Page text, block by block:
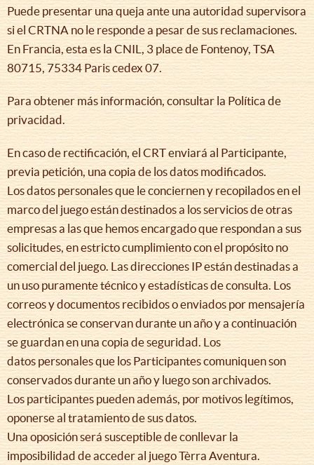
Puede presentar una queja ante una autoridad supervisora
si el CRTNA no le responde a pesar de sus reclamaciones.
En Francia, esta es la CNIL, 3 place de Fontenoy, TSA
80715, 75334 Paris cedex 07.
Para obtener más información, consultar la Política de
privacidad.
En caso de rectificación, el CRT enviará al Participante,
previa petición, una copia de los datos modificados.
Los datos personales que le conciernen y recopilados en el
marco del juego están destinados a los servicios de otras
empresas a las que hemos encargado que respondan a sus
solicitudes, en estricto cumplimiento con el propósito no
comercial del juego. Las direcciones IP están destinadas a
un uso puramente técnico y estadísticas de consulta. Los
correos y documentos recibidos o enviados por mensajería
electrónica se conservan durante un año y a continuación
se guardan en una copia de seguridad. Los
datos personales que los Participantes comuniquen son
conservados durante un año y luego son archivados.
Los participantes pueden además, por motivos legítimos,
oponerse al tratamiento de sus datos.
Una oposición será susceptible de conllevar la
imposibilidad de acceder al juego Tèrra Aventura.